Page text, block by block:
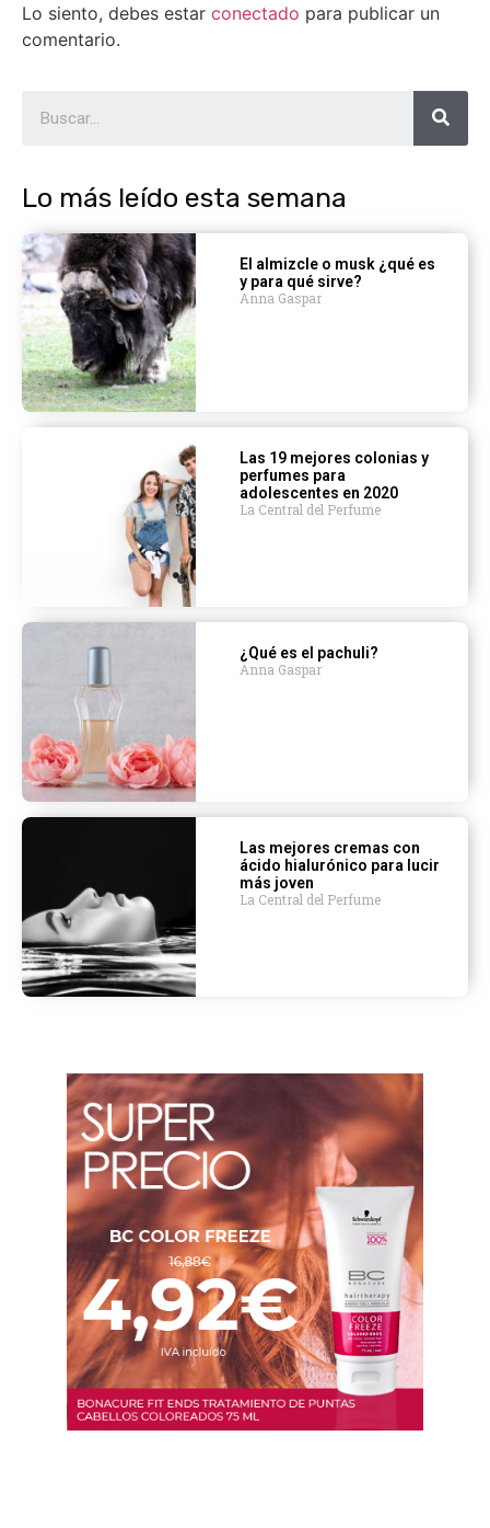
Lo siento, debes estar conectado para publicar un
comentario.
Lo más leído esta semana
El almizcle o musk ¿qué es
y para qué sirve?
Anna Gaspar
Las 19 mejores colonias y
perfumes para
adolescentes en 2020
La Central del Perfume
¿Qué es el pachuli?
Anna Gaspar
Las mejores cremas con
ácido hialurónico para lucir
más joven
La Central del Perfume